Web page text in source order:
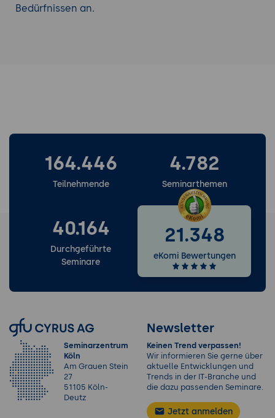
Bedürfnissen an.
164.446
Teilnehmende
4.782
Seminarthemen
40.164
Durchgeführte
Seminare
21.348
eKomi Bewertungen
Seminarzentrum
Köln
Am Grauen Stein
27
51105 Köln-
Deutz
Newsletter
Keinen Trend verpassen!
Wir informieren Sie gerne über
aktuelle Entwicklungen und
Trends in der IT-Branche und
die dazu passenden Seminare.
Jetzt anmelden